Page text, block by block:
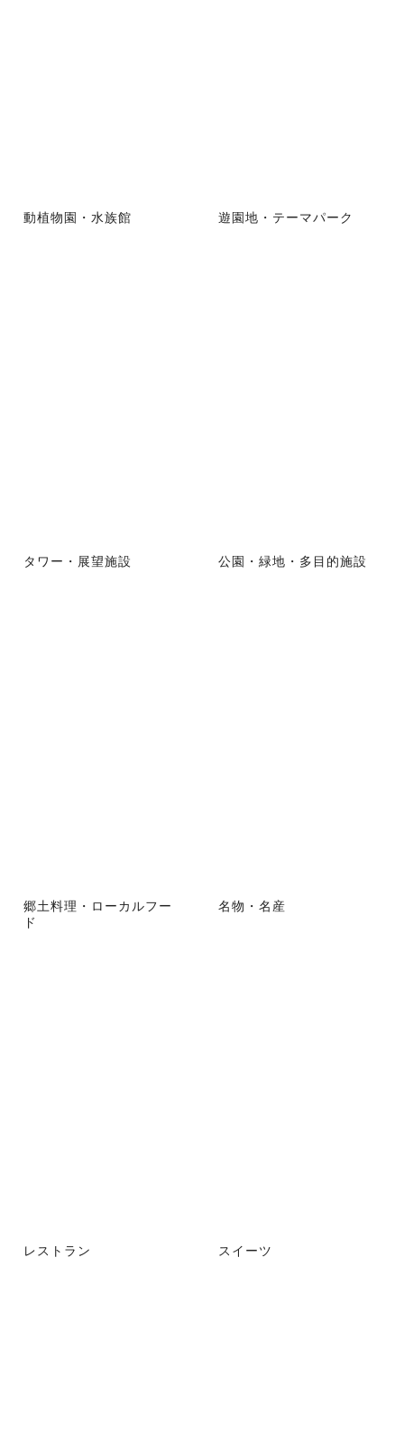
動植物園・水族館 遊園地・テーマパーク
タワー・展望施設 公園・緑地・多目的施設
郷土料理・ローカルフー
ド
名物・名産
レストラン スイーツ